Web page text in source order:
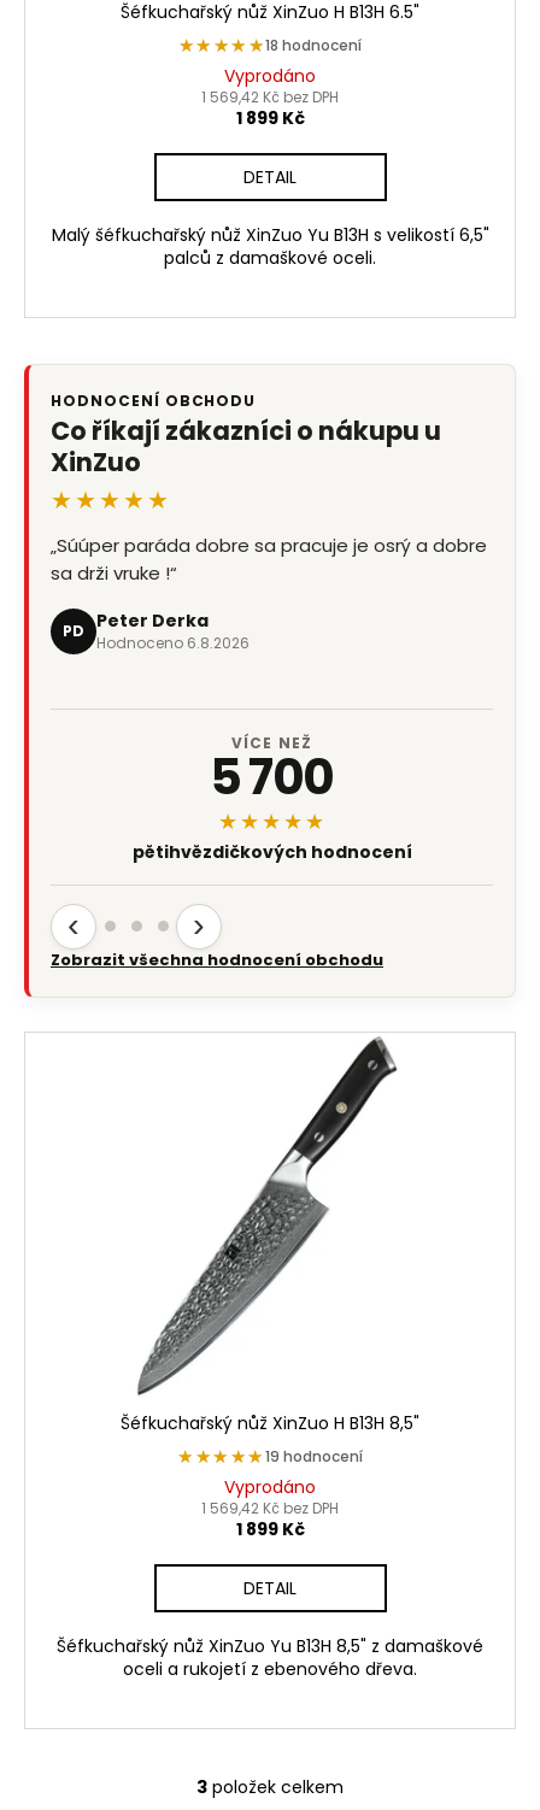
Šéfkuchařský nůž XinZuo H B13H 6.5"
★★★★★
★★★★★18 hodnocení
Vyprodáno
1 569,42 Kč bez DPH
1 899 Kč
DETAIL
Malý šéfkuchařský nůž XinZuo Yu B13H s velikostí 6,5"
palců z damaškové oceli.
HODNOCENÍ OBCHODU
Co říkají zákazníci o nákupu u
XinZuo
★★★★★
„Súúper paráda dobre sa pracuje je osrý a dobre
sa drži vruke !“
PD Peter Derka
Hodnoceno 6.8.2026
VÍCE NEŽ
5 700
★★★★★
pětihvězdičkových hodnocení
‹ ›
Zobrazit všechna hodnocení obchodu
Šéfkuchařský nůž XinZuo H B13H 8,5"
★★★★★
★★★★★19 hodnocení
Vyprodáno
1 569,42 Kč bez DPH
1 899 Kč
DETAIL
Šéfkuchařský nůž XinZuo Yu B13H 8,5" z damaškové
oceli a rukojetí z ebenového dřeva.
O
3 položek celkem